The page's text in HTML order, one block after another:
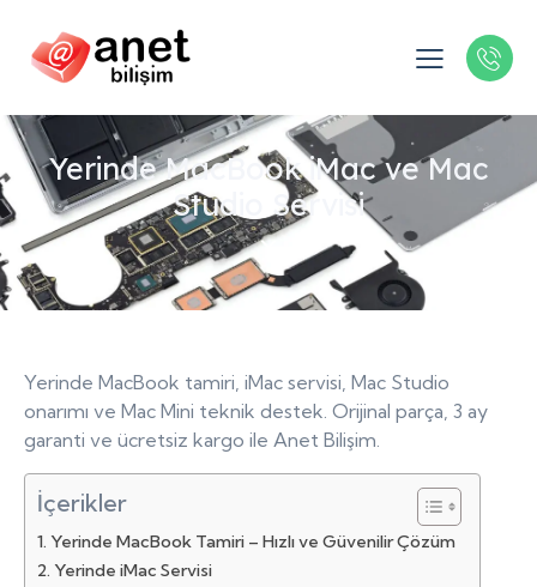
Yerinde MacBook iMac ve Mac
Studio Servisi
Yerinde MacBook tamiri, iMac servisi, Mac Studio
onarımı ve Mac Mini teknik destek. Orijinal parça, 3 ay
garanti ve ücretsiz kargo ile Anet Bilişim.
İçerikler
Yerinde MacBook Tamiri – Hızlı ve Güvenilir Çözüm
Yerinde iMac Servisi